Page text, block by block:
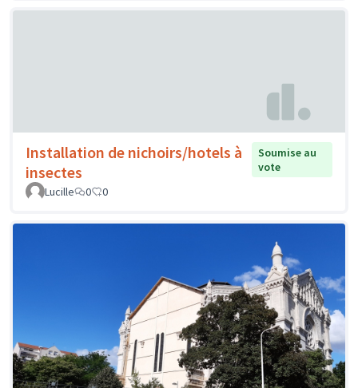
Installation de nichoirs/hotels à
insectes
Soumise au
vote
Lucille
0 0